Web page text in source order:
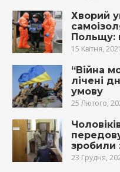
Хворий
Польщу:
15 Квітня, 2021
“Війна
лічені
умову
25 Лютого,
зробили
23 Грудня,